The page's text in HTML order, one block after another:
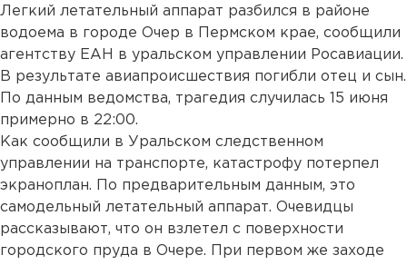
Легкий летательный аппарат разбился в районе
водоема в городе Очер в Пермском крае, сообщили
агентству ЕАН в уральском управлении Росавиации.
В результате авиапроисшествия погибли отец и сын.
По данным ведомства, трагедия случилась 15 июня
примерно в 22:00.
Как сообщили в Уральском следственном
управлении на транспорте, катастрофу потерпел
экраноплан. По предварительным данным, это
самодельный летательный аппарат. Очевидцы
рассказывают, что он взлетел с поверхности
городского пруда в Очере. При первом же заходе